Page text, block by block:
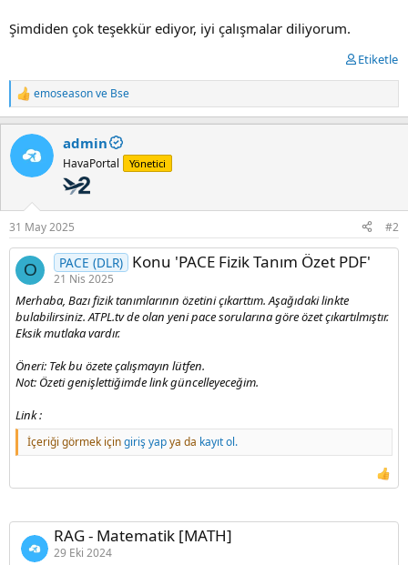
Şimdiden çok teşekkür ediyor, iyi çalışmalar diliyorum.
Etiketle
T
e
p
k
l
:
emoseasonve Bse
admin
HavaPortal Yönetici
31 May 2025 #2
O PACE (DLR) Konu 'PACE Fizik Tanım Özet PDF'
21 Nis 2025
Merhaba, Bazı fizik tanımlarının özetini çıkarttım. Aşağıdaki linkte
bulabilirsiniz. ATPL.tv de olan yeni pace sorularına göre özet çıkartılmıştır.
Eksik mutlaka vardır.
Öneri: Tek bu özete çalışmayın lütfen.
Not: Özeti genişlettiğimde link güncelleyeceğim.
Link :
İçeriği görmek içingiriş yapya da kayıt ol.
RAG - Matematik [MATH]
29 Eki 2024